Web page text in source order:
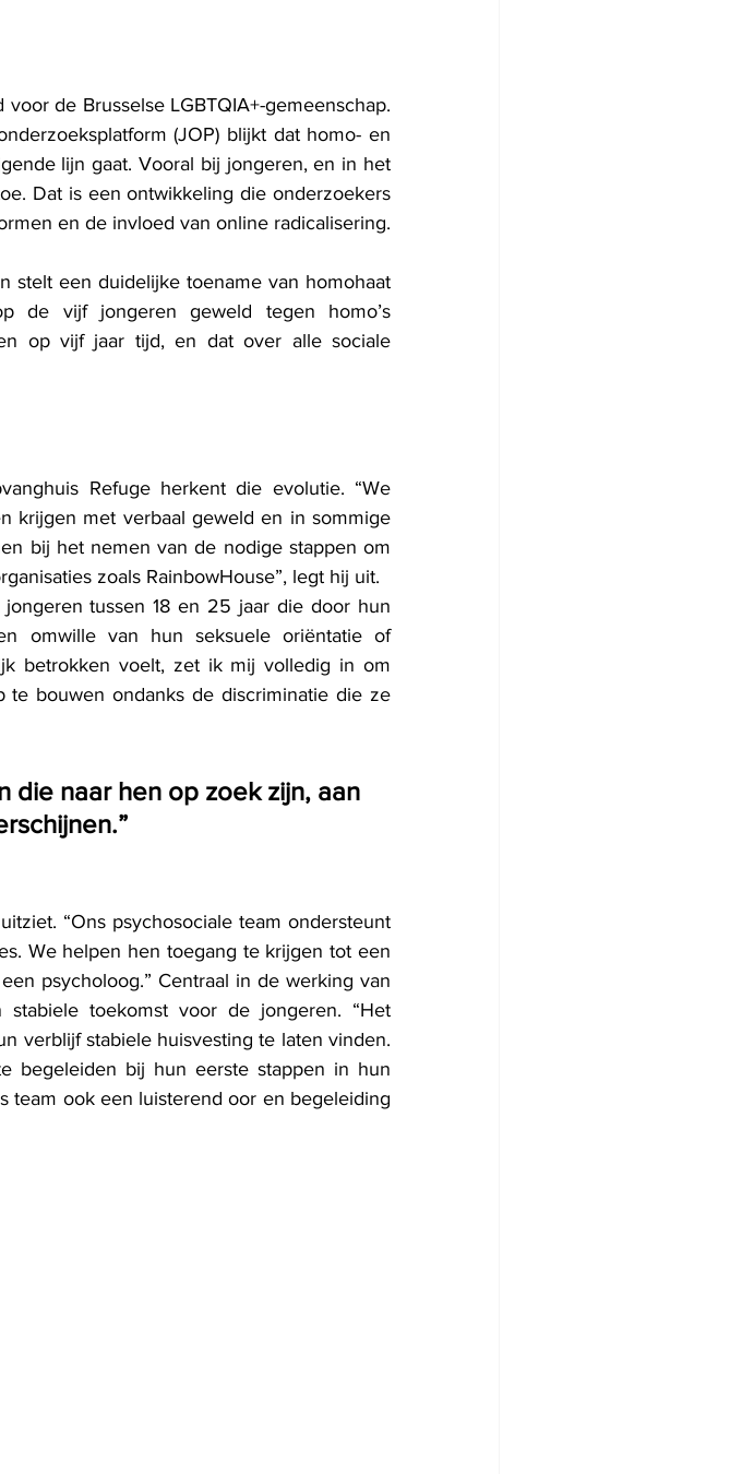
de Brusselse LGBTQIA+-gemeenschap.
(JOP) blijkt dat homo- en
lijn gaat. Vooral bij jongeren, en in het
Dat is een ontwikkeling die onderzoekers
en de invloed van online radicalisering.
stelt een duidelijke toename van homohaat
de vijf jongeren geweld tegen homo’s
op vijf jaar tijd, en dat over alle sociale
Refuge herkent die evolutie. “We
krijgen met verbaal geweld en in sommige
bij het nemen van de nodige stappen om
zoals RainbowHouse”, legt hij uit.
tussen 18 en 25 jaar die door hun
omwille van hun seksuele oriëntatie of
betrokken voelt, zet ik mij volledig in om
bouwen ondanks de discriminatie die ze
die naar hen op zoek zijn, aan
“Ons psychosociale team ondersteunt
We helpen hen toegang te krijgen tot een
psycholoog.” Centraal in de werking van
toekomst voor de jongeren. “Het
verblijf stabiele huisvesting te laten vinden.
begeleiden bij hun eerste stappen in hun
team ook een luisterend oor en begeleiding